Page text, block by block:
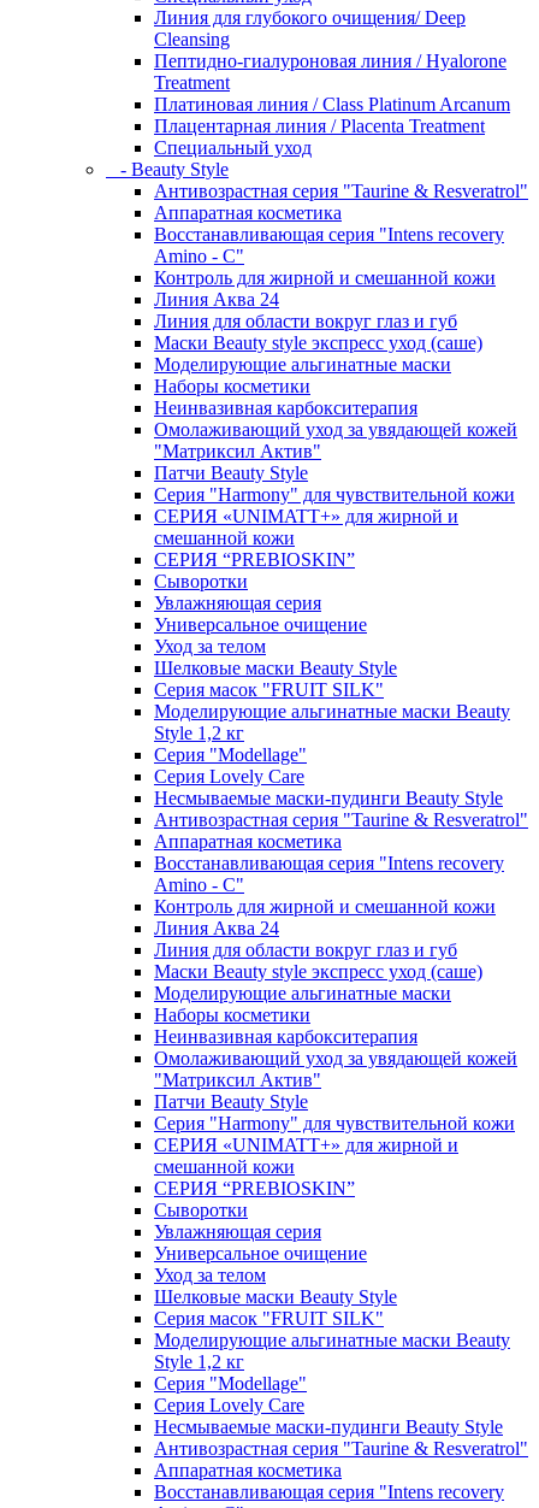
Линия для глубокого очищения/ Deep
Cleansing
Пептидно-гиалуроновая линия / Hyalorone
Treatment
Платиновая линия / Class Platinum Arcanum
Плацентарная линия / Placenta Treatment
Специальный уход
- Beauty Style
Антивозрастная серия "Taurine & Resveratrol"
Аппаратная косметика
Восстанавливающая серия "Intens recovery
Amino - C"
Контроль для жирной и смешанной кожи
Линия Аква 24
Линия для области вокруг глаз и губ
Маски Beauty style экспресс уход (саше)
Моделирующие альгинатные маски
Наборы косметики
Неинвазивная карбокситерапия
Омолаживающий уход за увядающей кожей
"Матриксил Актив"
Патчи Beauty Style
Серия "Harmony" для чувствительной кожи
СЕРИЯ «UNIMATT+» для жирной и
смешанной кожи
СЕРИЯ “PREBIOSKIN”
Сыворотки
Увлажняющая серия
Универсальное очищение
Уход за телом
Шелковые маски Beauty Style
Серия масок "FRUIT SILK"
Моделирующие альгинатные маски Beauty
Style 1,2 кг
Серия "Modellage"
Cерия Lovely Care
Несмываемые маски-пудинги Beauty Style
Антивозрастная серия "Taurine & Resveratrol"
Аппаратная косметика
Восстанавливающая серия "Intens recovery
Amino - C"
Контроль для жирной и смешанной кожи
Линия Аква 24
Линия для области вокруг глаз и губ
Маски Beauty style экспресс уход (саше)
Моделирующие альгинатные маски
Наборы косметики
Неинвазивная карбокситерапия
Омолаживающий уход за увядающей кожей
"Матриксил Актив"
Патчи Beauty Style
Серия "Harmony" для чувствительной кожи
СЕРИЯ «UNIMATT+» для жирной и
смешанной кожи
СЕРИЯ “PREBIOSKIN”
Сыворотки
Увлажняющая серия
Универсальное очищение
Уход за телом
Шелковые маски Beauty Style
Серия масок "FRUIT SILK"
Моделирующие альгинатные маски Beauty
Style 1,2 кг
Серия "Modellage"
Cерия Lovely Care
Несмываемые маски-пудинги Beauty Style
Антивозрастная серия "Taurine & Resveratrol"
Аппаратная косметика
Восстанавливающая серия "Intens recovery